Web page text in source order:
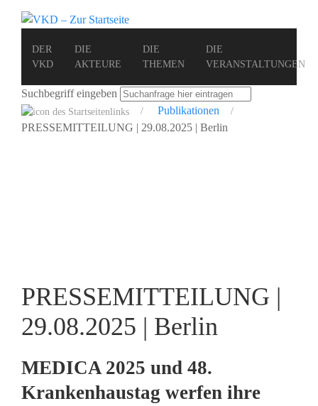
DER
VKD
DIE
AKTEURE
DIE
THEMEN
DIE
VERANSTALTUNGEN
Suchbegriff eingeben
Publikationen
PRESSEMITTEILUNG | 29.08.2025 | Berlin
PRESSEMITTEILUNG |
29.08.2025 | Berlin
MEDICA 2025 und 48.
Krankenhaustag werfen ihre